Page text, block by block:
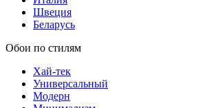
Швеция
Беларусь
Обои по стилям
Хай-тек
Универсальный
Модерн